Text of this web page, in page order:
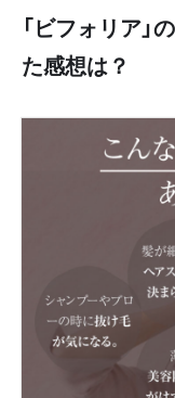
「ビフォリア
た感想は？